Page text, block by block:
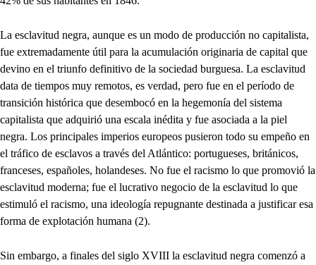
La esclavitud negra, aunque es un modo de producción no capitalista,
fue extremadamente útil para la acumulación originaria de capital que
devino en el triunfo definitivo de la sociedad burguesa. La esclavitud
data de tiempos muy remotos, es verdad, pero fue en el período de
transición histórica que desembocó en la hegemonía del sistema
capitalista que adquirió una escala inédita y fue asociada a la piel
negra. Los principales imperios europeos pusieron todo su empeño en
el tráfico de esclavos a través del Atlántico: portugueses, británicos,
franceses, españoles, holandeses. No fue el racismo lo que promovió la
esclavitud moderna; fue el lucrativo negocio de la esclavitud lo que
estimuló el racismo, una ideología repugnante destinada a justificar esa
forma de explotación humana (2).
Sin embargo, a finales del siglo XVIII la esclavitud negra comenzó a